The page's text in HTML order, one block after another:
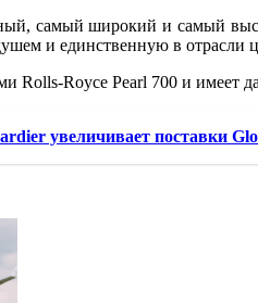
самый широкий и самый
и единственную в отрасли
Rolls-Royce Pearl 700 и имеет
увеличивает поставки